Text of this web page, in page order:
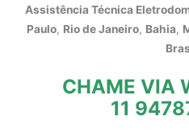
Assistência Técnica
Paulo, Rio de Janeiro, Bahia,
CHAME VIA
11